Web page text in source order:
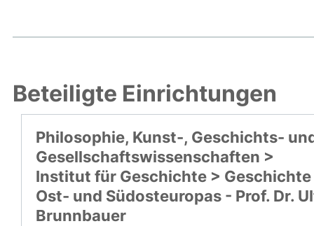
Beteiligte Einrichtungen
Philosophie, Kunst-, Geschichts-
Gesellschaftswissenschaften >
Institut für Geschichte > Geschichte
Ost- und Südosteuropas - Prof. Dr.
Brunnbauer